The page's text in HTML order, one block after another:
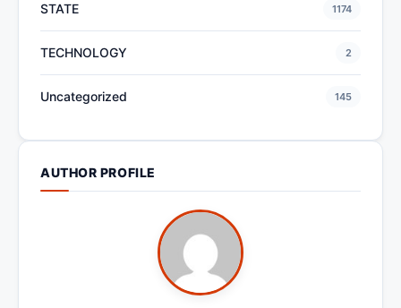
STATE 1174
TECHNOLOGY 2
Uncategorized 145
AUTHOR PROFILE